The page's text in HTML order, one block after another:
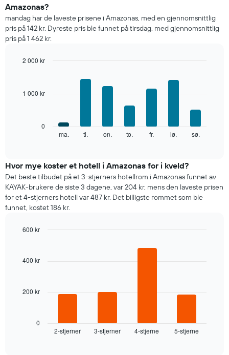
rom
per
måned
Diagrammets
X-
månedene.
Diagrammets
et
rom
Amazonas?
mandag har de laveste prisene i Amazonas, med en gjennomsnittlig
pris på 142 kr. Dyreste pris ble funnet på tirsdag, med gjennomsnittlig
pris på 1 462 kr.
Diagrammet
for
et
rom
for
hver
ukedag
viser
gjennomsnittsprisen
ma. ti. on. to. fr. lø. sø.
0
1 000 kr
2 000 kr
Hvor mye koster et hotell i Amazonas for i kveld?
Det beste tilbudet på et 3-stjerners hotellrom i Amazonas funnet av
KAYAK-brukere de siste 3 dagene, var 204 kr, mens den laveste prisen
for et 4-stjerners hotell var 487 kr. Det billigste rommet som ble
funnet, kostet 186 kr.
with
Diagrammet
gjennomsnittsprisen
2-stjerner 3-stjerner 4-stjerne 5-stjerne
0
200 kr
400 kr
600 kr